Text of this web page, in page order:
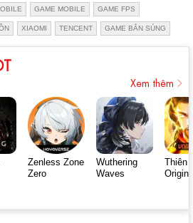
GAME MOBILE GAME FPS
XIAOMI TENCENT GAME BẮN SÚNG
Xem thêm
Zenless Zone
Zero
Wuthering
Waves
Thiên
Origin